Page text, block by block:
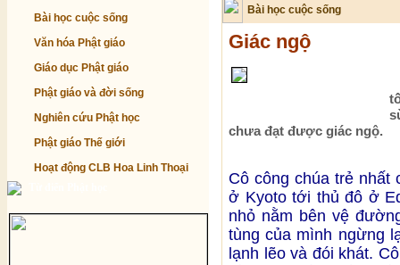
Bài học cuộc sống
Văn hóa Phật giáo
Giáo dục Phật giáo
Phật giáo và đời sống
Nghiên cứu Phật học
Phật giáo Thế giới
Hoạt động CLB Hoa Linh Thoại
Bài học cuộc sống
Giác ngộ
chưa đạt được giác ngộ.
Cô công chúa trẻ nhất
ở Kyoto tới thủ đô ở
nhỏ nằm bên vệ
tùng của mình ngừng
lạnh lẽo và đói khát.